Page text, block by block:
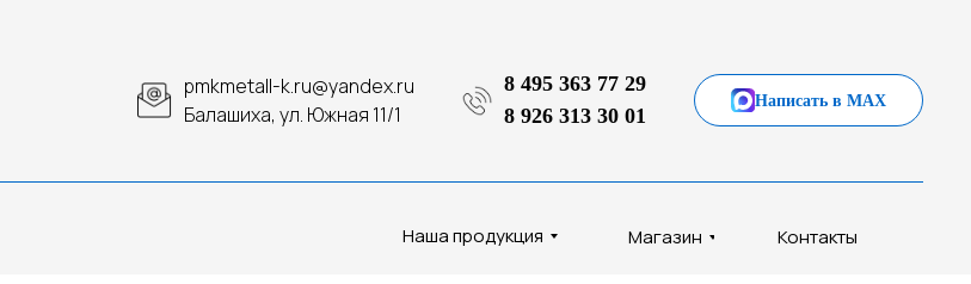
pmkmetall-k.ru@yandex.ru
Балашиха, ул. Южная 11/1
8 495 363 77 29
8 926 313 30 01
Написать в MAX
Наша продукция Контакты
Магазин